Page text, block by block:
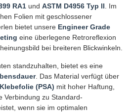
RA1 und ASTM D4956 Typ II . Im
Folien mit geschlossener
bietet unsere Engineer Grade
eine überlegene Retroreflexion
bei breiteren Blickwinkeln.
standzuhalten, bietet es eine
. Das Material verfügt über
(PSA) mit hoher Haftung,
Verbindung zu Standard-
wenn sie im optimalen